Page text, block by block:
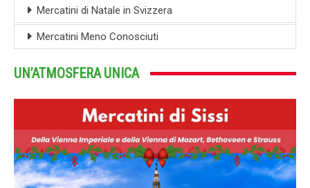
Mercatini di Natale in Svizzera
Mercatini Meno Conosciuti
UN’ATMOSFERA UNICA